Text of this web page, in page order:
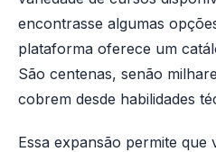
encontrasse algumas
plataforma oferece um
São centenas, senão
cobrem desde habilidades
Essa expansão permite